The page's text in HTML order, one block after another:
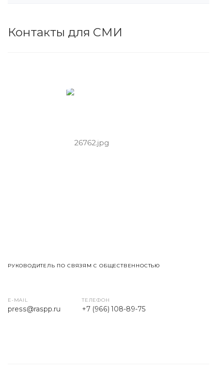
Контакты для СМИ
РУКОВОДИТЕЛЬ ПО СВЯЗЯМ С ОБЩЕСТВЕННОСТЬЮ
E-MAIL
press@raspp.ru
ТЕЛЕФОН
+7 (966) 108-89-75